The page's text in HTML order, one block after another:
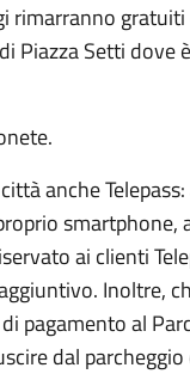
rimarranno
Piazza Setti
anche
smartphone,
ai clienti
Inoltre,
pagamento al
dal